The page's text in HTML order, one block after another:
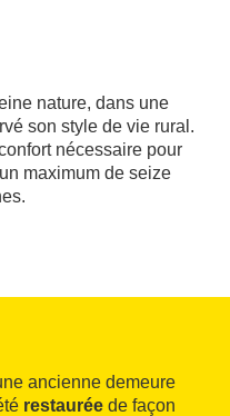
nature, dans une
son style de vie rural.
nécessaire pour
maximum de seize
ancienne demeure
restaurée de façon